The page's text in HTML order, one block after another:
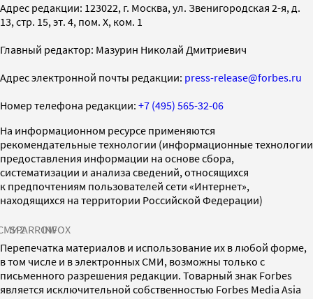
Адрес редакции: 123022, г. Москва, ул. Звенигородская 2-я, д.
13, стр. 15, эт. 4, пом. X, ком. 1
Главный редактор: Мазурин Николай Дмитриевич
Адрес электронной почты редакции: press-release@forbes.ru
Номер телефона редакции: +7 (495) 565-32-06
На информационном ресурсе применяются
рекомендательные технологии (информационные технологии
предоставления информации на основе сбора,
систематизации и анализа сведений, относящихся
к предпочтениям пользователей сети «Интернет»,
находящихся на территории Российской Федерации)
SPARROWINFOX
Перепечатка материалов и использование их в любой форме,
в том числе и в электронных СМИ, возможны только с
письменного разрешения редакции. Товарный знак Forbes
является исключительной собственностью Forbes Media Asia